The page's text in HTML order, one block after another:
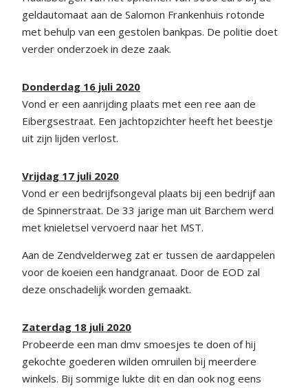
geldautomaat aan de Salomon Frankenhuis rotonde
met behulp van een gestolen bankpas. De politie doet
verder onderzoek in deze zaak.
Donderdag 16 juli 2020
Vond er een aanrijding plaats met een ree aan de
Eibergsestraat. Een jachtopzichter heeft het beestje
uit zijn lijden verlost.
Vrijdag 17 juli 2020
Vond er een bedrijfsongeval plaats bij een bedrijf aan
de Spinnerstraat. De 33 jarige man uit Barchem werd
met knieletsel vervoerd naar het MST.
Aan de Zendvelderweg zat er tussen de aardappelen
voor de koeien een handgranaat. Door de EOD zal
deze onschadelijk worden gemaakt.
Zaterdag 18 juli 2020
Probeerde een man dmv smoesjes te doen of hij
gekochte goederen wilden omruilen bij meerdere
winkels. Bij sommige lukte dit en dan ook nog eens